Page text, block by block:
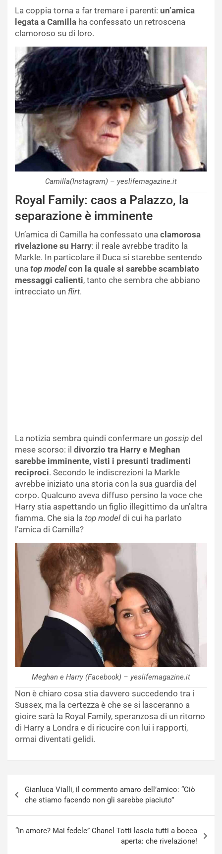
La coppia torna a far tremare i parenti: un’amica
legata a Camilla ha confessato un retroscena
clamoroso su di loro.
Camilla(Instagram) – yeslifemagazine.it
Royal Family: caos a Palazzo, la
separazione è imminente
Un’amica di Camilla ha confessato una clamorosa
rivelazione su Harry: il reale avrebbe tradito la
Markle. In particolare il Duca si starebbe sentendo
una top modelcon la quale si sarebbe scambiato
messaggi calienti, tanto che sembra che abbiano
intrecciato un flirt.
La notizia sembra quindi confermare un gossip del
mese scorso: il divorzio tra Harry e Meghan
sarebbe imminente, visti i presunti tradimenti
reciproci. Secondo le indiscrezioni la Markle
avrebbe iniziato una storia con la sua guardia del
corpo. Qualcuno aveva diffuso persino la voce che
Harry stia aspettando un figlio illegittimo da un’altra
fiamma. Che sia la top model di cui ha parlato
l’amica di Camilla?
Meghan e Harry (Facebook) – yeslifemagazine.it
Non è chiaro cosa stia davvero succedendo tra i
Sussex, ma la certezza è che se si lasceranno a
gioire sarà la Royal Family, speranzosa di un ritorno
di Harry a Londra e di ricucire con lui i rapporti,
ormai diventati gelidi.
articoli
Gianluca Vialli, il commento amaro dell’amico: “Ciò
che stiamo facendo non gli sarebbe piaciuto”
“In amore? Mai fedele” Chanel Totti lascia tutti a bocca
aperta: che rivelazione!